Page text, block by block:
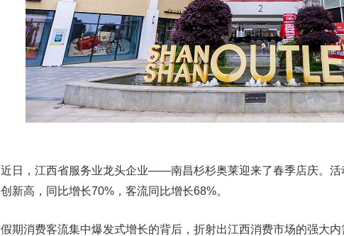
近日，江西省服务业龙头企业——南昌杉杉奥莱迎来了春季店庆。活
创新高，同比增长70%，客流同比增长68%。
假期消费客流集中爆发式增长的背后，折射出江西消费市场的强大